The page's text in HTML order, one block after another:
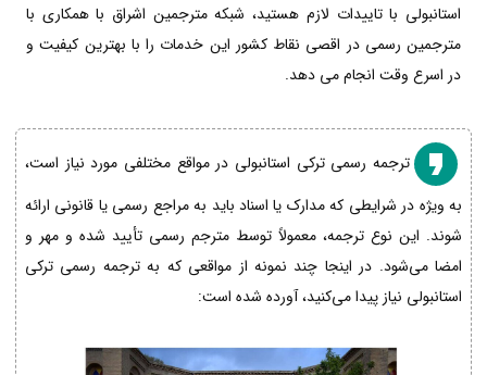
استانبولی با تاییدات لازم هستید، شبکه مترجمین اشراق با همکاری با
مترجمین رسمی در اقصی نقاط کشور این خدمات را با بهترین کیفیت و
در اسرع وقت انجام می دهد.
ترجمه رسمی ترکی استانبولی در مواقع مختلفی مورد نیاز است،
به ویژه در شرایطی که مدارک یا اسناد باید به مراجع رسمی یا قانونی ارائه
شوند. این نوع ترجمه، معمولاً توسط مترجم رسمی تأیید شده و مهر و
امضا می‌شود. در اینجا چند نمونه از مواقعی که به ترجمه رسمی ترکی
استانبولی نیاز پیدا می‌کنید، آورده شده است: